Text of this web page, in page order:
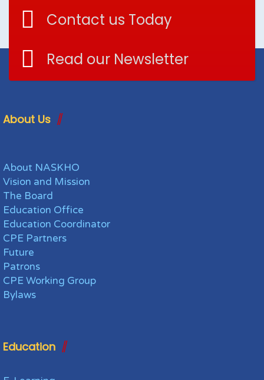
Contact us Today
Read our Newsletter
About Us
About NASKHO
Vision and Mission
The Board
Education Office
Education Coordinator
CPE Partners
Future
Patrons
CPE Working Group
Bylaws
Education